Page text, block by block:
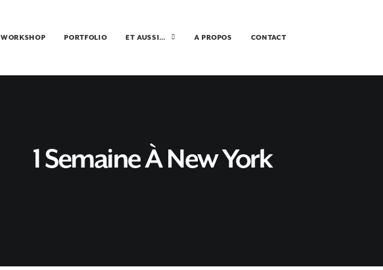
WORKSHOP PORTFOLIO ET AUSSI… A PROPOS CONTACT
1 Semaine À New York